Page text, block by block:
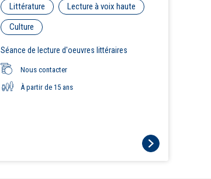
Littérature
Lecture à voix haute
Culture
Séance de lecture d'oeuvres littéraires
Nous contacter
À partir de 15 ans